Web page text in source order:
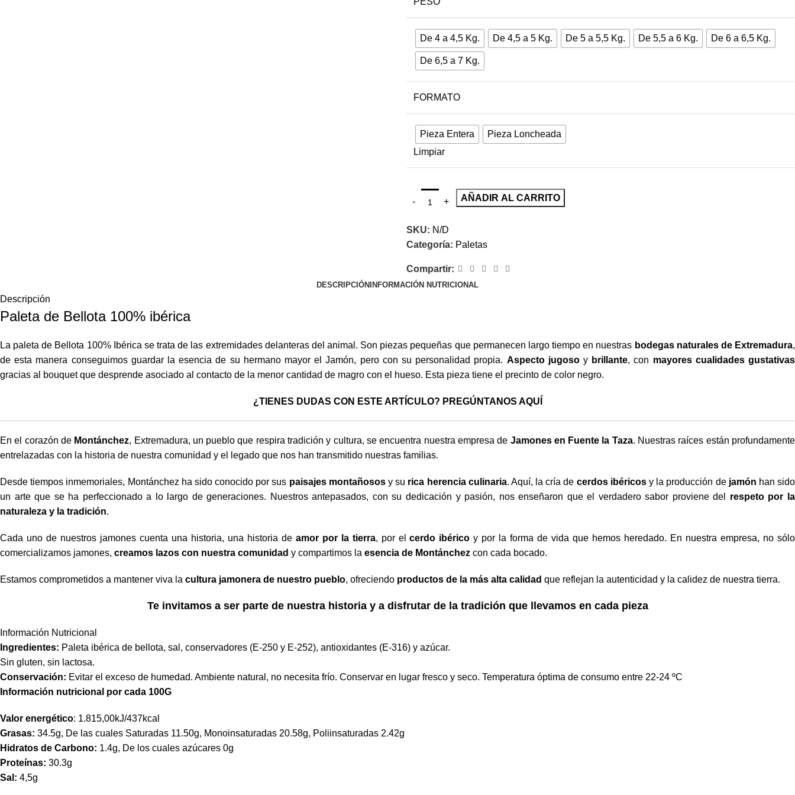
De 4 a 4,5 Kg. De 4,5 a 5 Kg. De 5 a 5,5 Kg. De 5,5 a 6 Kg. De 6 a 6,5 Kg.
De 6,5 a 7 Kg.
FORMATO
Pieza Entera
Pieza Loncheada
Limpiar
AÑADIR AL CARRITO
SKU: N/D
Categoría: Paletas
Compartir:
DESCRIPCIÓN INFORMACIÓN NUTRICIONAL
Descripción
Paleta de Bellota 100% ibérica
La paleta de Bellota 100% Ibérica se trata de las extremidades delanteras del animal. Son piezas pequeñas que permanecen largo tiempo en nuestras bodegas naturales de Extremadura,
de esta manera conseguimos guardar la esencia de su hermano mayor el Jamón, pero con su personalidad propia. Aspecto jugosoy brillante, con mayores cualidades gustativas
gracias al bouquet que desprende asociado al contacto de la menor cantidad de magro con el hueso. Esta pieza tiene el precinto de color negro.
¿TIENES DUDAS CON ESTE ARTÍCULO? PREGÚNTANOS AQUÍ
En el corazón de Montánchez, Extremadura, un pueblo que respira tradición y cultura, se encuentra nuestra empresa de Jamones en Fuente la Taza. Nuestras raíces están profundamente
entrelazadas con la historia de nuestra comunidad y el legado que nos han transmitido nuestras familias.
Desde tiempos inmemoriales, Montánchez ha sido conocido por sus paisajes montañososy su rica herencia culinaria. Aquí, la cría de cerdos ibéricosy la producción de jamón han sido
un arte que se ha perfeccionado a lo largo de generaciones. Nuestros antepasados, con su dedicación y pasión, nos enseñaron que el verdadero sabor proviene del respeto por la
naturaleza y la tradición.
Cada uno de nuestros jamones cuenta una historia, una historia deamor por la tierra, por el cerdo ibérico y por la forma de vida que hemos heredado. En nuestra empresa, no sólo
comercializamos jamones, creamos lazos con nuestra comunidad y compartimos la esencia de Montánchez con cada bocado.
Estamos comprometidos a mantener viva la cultura jamonera de nuestro pueblo, ofreciendo productos de la más alta calidad que reflejan la autenticidad y la calidez de nuestra tierra.
Te invitamos a ser parte de nuestra historia y a disfrutar de la tradición que llevamos en cada pieza
Información Nutricional
Ingredientes: Paleta ibérica de bellota, sal, conservadores (E-250 y E-252), antioxidantes (E-316) y azúcar.
Sin gluten, sin lactosa.
Conservación: Evitar el exceso de humedad. Ambiente natural, no necesita frío. Conservar en lugar fresco y seco. Temperatura óptima de consumo entre 22-24 ºC
Información nutricional por cada 100G
Valor energético: 1.815,00kJ/437kcal
Grasas: 34.5g, De las cuales Saturadas 11.50g, Monoinsaturadas 20.58g, Poliinsaturadas 2.42g
Hidratos de Carbono: 1.4g, De los cuales azúcares 0g
Proteínas: 30.3g
Sal: 4,5g